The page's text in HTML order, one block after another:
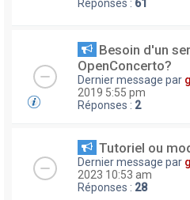
Réponses : 61
Besoin d'un
OpenConcerto?
Dernier message par
2019 5:55 pm
Réponses : 2
Tutoriel ou
Dernier message par
2023 10:53 am
Réponses : 28